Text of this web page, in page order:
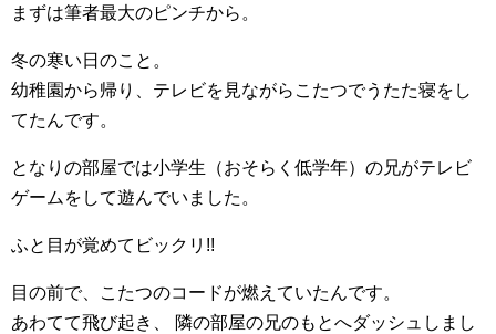
まずは筆者最大のピンチから。
冬の寒い日のこと。
幼稚園から帰り、テレビを見ながらこたつでうたた寝をし
てたんです。
となりの部屋では小学生（おそらく低学年）の兄がテレビ
ゲームをして遊んでいました。
ふと目が覚めてビックリ!!
目の前で、こたつのコードが燃えていたんです。
あわてて飛び起き、 隣の部屋の兄のもとへダッシュしまし